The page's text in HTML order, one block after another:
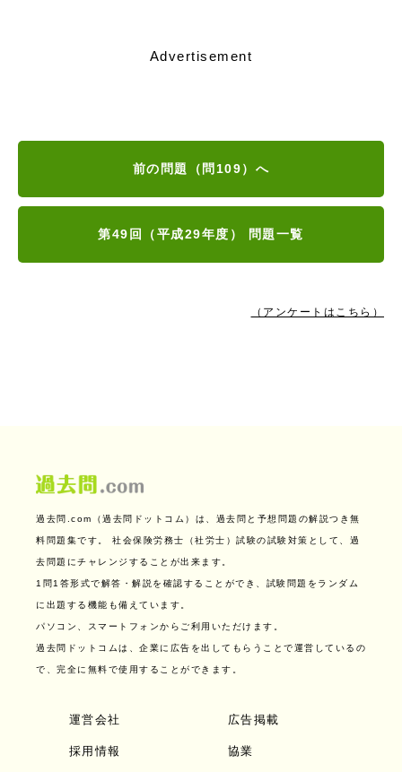
Advertisement
前の問題（問109）へ
第49回（平成29年度） 問題一覧
（アンケートはこちら）
過去問.com（過去問ドットコム）は、過去問と予想問題の解説つき無
料問題集です。 社会保険労務士（社労士）試験の試験対策として、過
去問題にチャレンジすることが出来ます。
1問1答形式で解答・解説を確認することができ、試験問題をランダム
に出題する機能も備えています。
パソコン、スマートフォンからご利用いただけます。
過去問ドットコムは、企業に広告を出してもらうことで運営しているの
で、完全に無料で使用することができます。
運営会社 広告掲載
採用情報 協業